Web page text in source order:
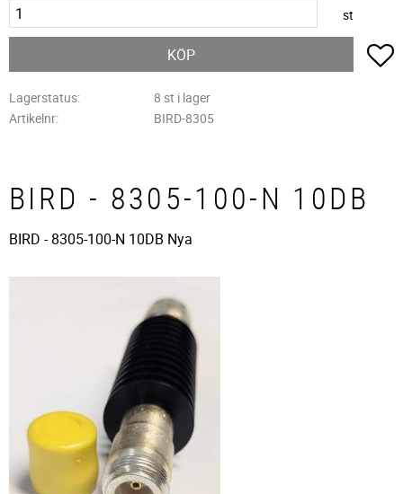
st
KÖP
Lagerstatus
8 st i lager
Artikelnr
BIRD-8305
BIRD - 8305-100-N 10DB
BIRD - 8305-100-N 10DB Nya